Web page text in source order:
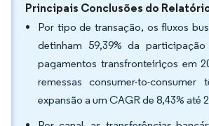
Principais Conclusões do
Por tipo de transação, os fluxos
detinham 59,39% da
pagamentos transfronteiriços em
remessas consumer-to-
expansão a um CAGR de 8,43% até